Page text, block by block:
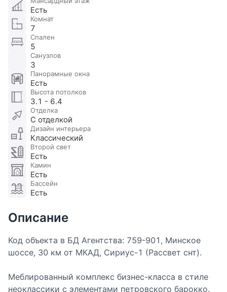
Есть
Комнат
7
Спален
5
Санузлов
3
Панорамные окна
Есть
Высота потолков
3.1 - 6.4
Отделка
С отделкой
Дизайн интерьера
Классический
Второй свет
Есть
Камин
Есть
Бассейн
Есть
Описание
Код объекта в БД Агентства: 759-901, Минское
шоссе, 30 км от МКАД, Сириус-1 (Рассвет снт).
Меблированный комплекс бизнес-класса в стиле
неоклассики с элементами петровского барокко.